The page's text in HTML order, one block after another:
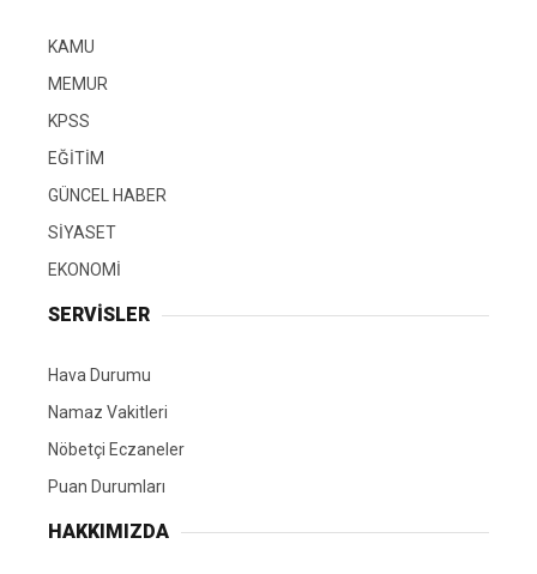
KAMU
MEMUR
KPSS
EĞİTİM
GÜNCEL HABER
SİYASET
EKONOMİ
SERVİSLER
Hava Durumu
Namaz Vakitleri
Nöbetçi Eczaneler
Puan Durumları
HAKKIMIZDA